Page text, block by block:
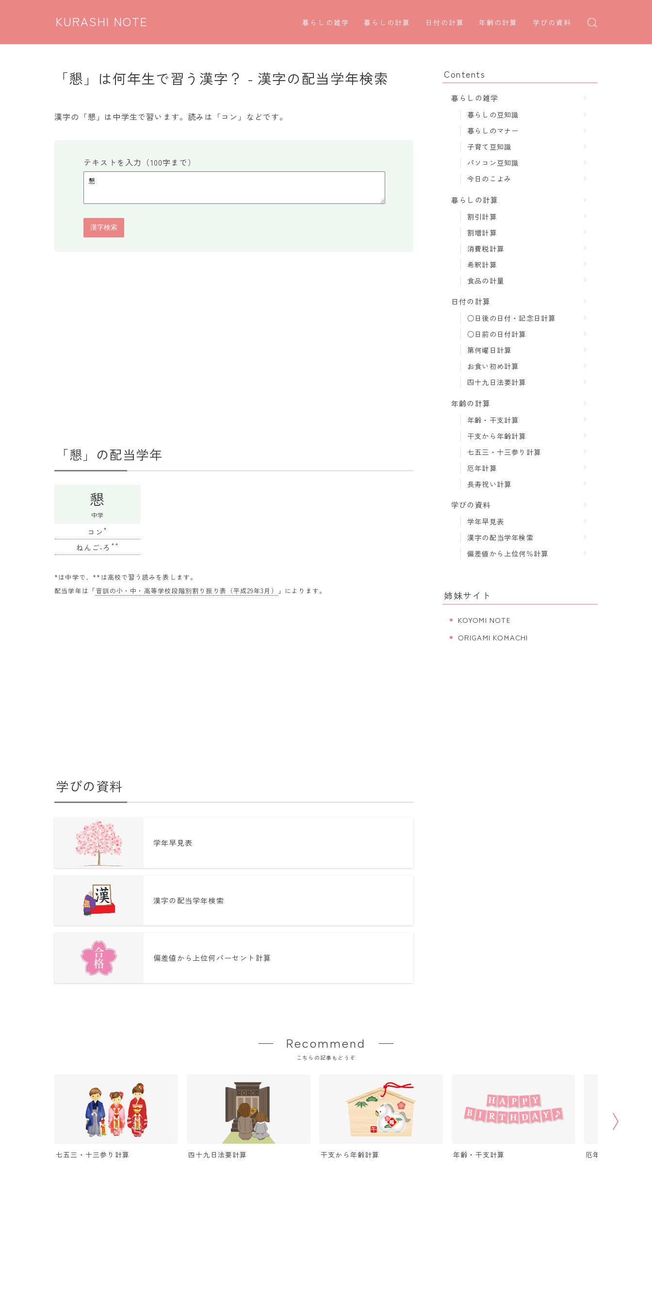
KURASHI NOTE 暮らしの雑学
暮らしの豆知識
子育て豆知識
暮らしの計算
割引計算
消費税計算
日付の計算
○日後の日付・記念日計算
四十九日法要計算
年齢の計算
年齢・干支計算
長寿祝い計算
学びの資料
学年早見表
「懇」は何年生で習う漢字？ - 漢字の配当学年検索
漢字の「懇」は中学生で習います。読みは「コン」などです。
テキストを入力（100字まで）
「懇」の配当学年
懇
中学
コン *
ねんご-ろ **
*は中学で、**は高校で習う読みを表します。
配当学年は「音訓の小・中・高等学校段階別割り振り表（平成29年3月） 」によります。
学びの資料
学年早見表
漢字の配当学年検索
偏差値から上位何パーセント計算
Contents
暮らしの雑学
暮らしの豆知識
暮らしのマナー
子育て豆知識
パソコン豆知識
今日のこよみ
暮らしの計算
割引計算
割増計算
消費税計算
希釈計算
食品の計量
日付の計算
○日後の日付・記念日計算
○日前の日付計算
第何曜日計算
お食い初め計算
四十九日法要計算
年齢の計算
年齢・干支計算
干支から年齢計算
七五三・十三参り計算
厄年計算
長寿祝い計算
学びの資料
学年早見表
漢字の配当学年検索
偏差値から上位何％計算
姉妹サイト
KOYOMI NOTE
ORIGAMI KOMACHI
Recommend
こちらの記事もどうぞ
七五三・十三参り計算 四十九日法要計算 干支から年齢計算 年齢・干支計算 厄年計算